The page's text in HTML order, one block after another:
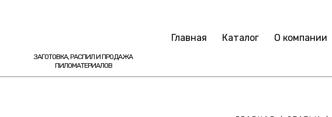
ЗАГОТОВКА, РАСПИЛ И ПРОДАЖА
ПИЛОМАТЕРИАЛОВ
Главная Каталог О компании